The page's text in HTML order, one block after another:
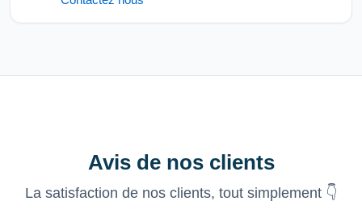
Avis de nos clients
La satisfaction de nos clients, tout simplement 👇